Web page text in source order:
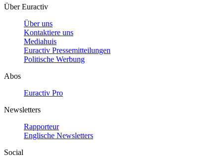
Über Euractiv
Über uns
Kontaktiere uns
Mediahuis
Euractiv Pressemitteilungen
Politische Werbung
Abos
Euractiv Pro
Newsletters
Rapporteur
Englische Newsletters
Social